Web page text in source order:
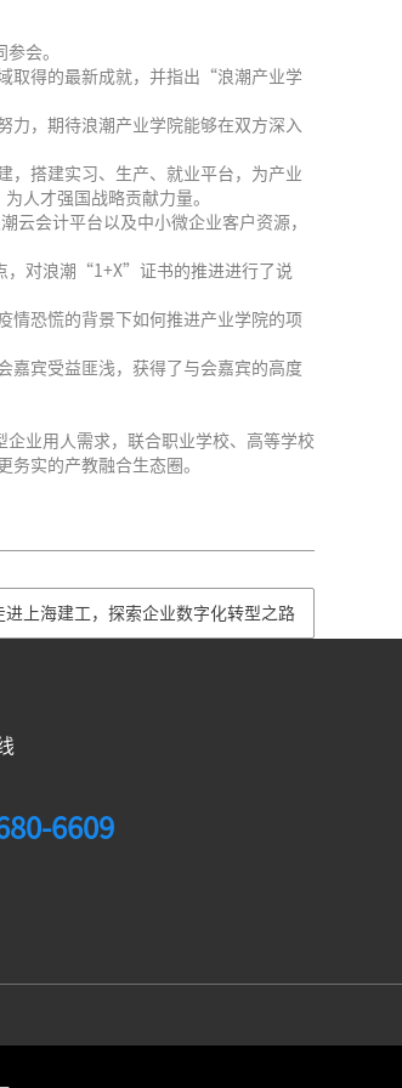
会。
取得的最新成就，并指出“浪潮产业学
力，期待浪潮产业学院能够在双方深入
，搭建实习、生产、就业平台，为产业
人才强国战略贡献力量。
云会计平台以及中小微企业客户资源，
，对浪潮“1+X”证书的推进进行了说
情恐慌的背景下如何推进产业学院的项
嘉宾受益匪浅，获得了与会嘉宾的高度
业用人需求，联合职业学校、高等学校
实的产教融合生态圈。
进上海建工，探索企业数字化转型之路
6609